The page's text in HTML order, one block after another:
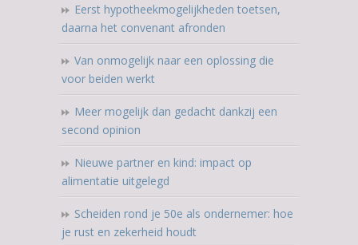
Eerst hypotheekmogelijkheden toetsen,
daarna het convenant afronden
Van onmogelijk naar een oplossing die
voor beiden werkt
Meer mogelijk dan gedacht dankzij een
second opinion
Nieuwe partner en kind: impact op
alimentatie uitgelegd
Scheiden rond je 50e als ondernemer: hoe
je rust en zekerheid houdt